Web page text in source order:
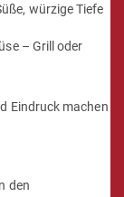
würzige Tiefe
– Grill oder
Eindruck machen
den